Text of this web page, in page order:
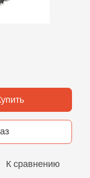
К сравнению